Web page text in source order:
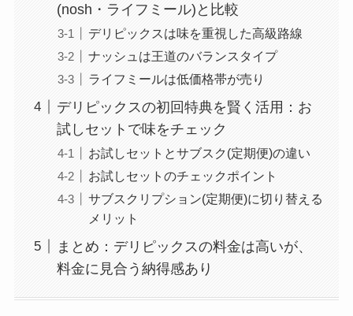
(nosh・ライフミール)と比較
デリピックスは味を重視した高級路線
ナッシュは王道のバランスタイプ
ライフミールは低価格帯が売り
デリピックスの初回特典を賢く活用：お
試しセットで味をチェック
お試しセットとサブスク(定期便)の違い
お試しセットのチェックポイント
サブスクリプション(定期便)に切り替える
メリット
まとめ：デリピックスの料金は高いが、
料金に見合う納得感あり